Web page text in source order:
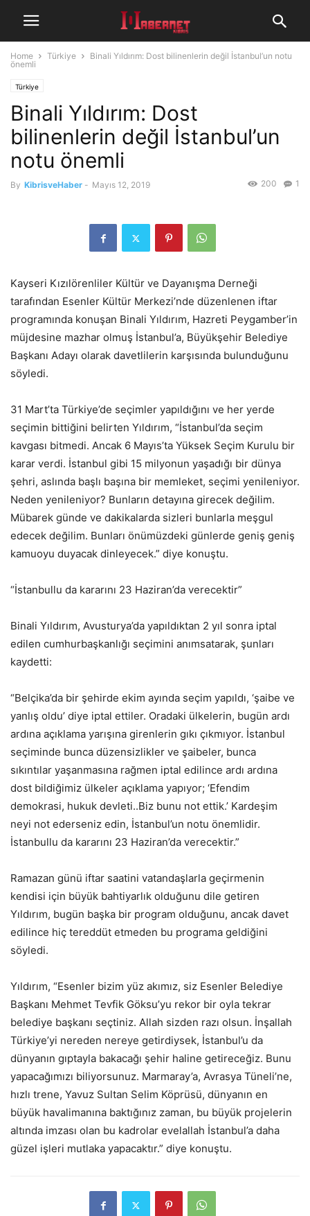
Home Türkiye
Binali Yıldırım: Dost bilinenlerin değil İstanbul’un notu
önemli
Türkiye
Binali Yıldırım: Dost
bilinenlerin değil İstanbul’un
notu önemli
By KibrisveHaber - Mayıs 12, 2019 1
200
Kayseri Kızılörenliler Kültür ve Dayanışma Derneği
tarafından Esenler Kültür Merkezi’nde düzenlenen iftar
programında konuşan Binali Yıldırım, Hazreti Peygamber’in
müjdesine mazhar olmuş İstanbul’a, Büyükşehir Belediye
Başkanı Adayı olarak davetlilerin karşısında bulunduğunu
söyledi.
31 Mart’ta Türkiye’de seçimler yapıldığını ve her yerde
seçimin bittiğini belirten Yıldırım, “İstanbul’da seçim
kavgası bitmedi. Ancak 6 Mayıs’ta Yüksek Seçim Kurulu bir
karar verdi. İstanbul gibi 15 milyonun yaşadığı bir dünya
şehri, aslında başlı başına bir memleket, seçimi yenileniyor.
Neden yenileniyor? Bunların detayına girecek değilim.
Mübarek günde ve dakikalarda sizleri bunlarla meşgul
edecek değilim. Bunları önümüzdeki günlerde geniş geniş
kamuoyu duyacak dinleyecek.” diye konuştu.
“İstanbullu da kararını 23 Haziran’da verecektir”
Binali Yıldırım, Avusturya’da yapıldıktan 2 yıl sonra iptal
edilen cumhurbaşkanlığı seçimini anımsatarak, şunları
kaydetti:
“Belçika’da bir şehirde ekim ayında seçim yapıldı, ‘şaibe ve
yanlış oldu’ diye iptal ettiler. Oradaki ülkelerin, bugün ardı
ardına açıklama yarışına girenlerin gıkı çıkmıyor. İstanbul
seçiminde bunca düzensizlikler ve şaibeler, bunca
sıkıntılar yaşanmasına rağmen iptal edilince ardı ardına
dost bildiğimiz ülkeler açıklama yapıyor; ‘Efendim
demokrasi, hukuk devleti..Biz bunu not ettik.’ Kardeşim
neyi not ederseniz edin, İstanbul’un notu önemlidir.
İstanbullu da kararını 23 Haziran’da verecektir.”
Ramazan günü iftar saatini vatandaşlarla geçirmenin
kendisi için büyük bahtiyarlık olduğunu dile getiren
Yıldırım, bugün başka bir program olduğunu, ancak davet
edilince hiç tereddüt etmeden bu programa geldiğini
söyledi.
Yıldırım, “Esenler bizim yüz akımız, siz Esenler Belediye
Başkanı Mehmet Tevfik Göksu’yu rekor bir oyla tekrar
belediye başkanı seçtiniz. Allah sizden razı olsun. İnşallah
Türkiye’yi nereden nereye getirdiysek, İstanbul’u da
dünyanın gıptayla bakacağı şehir haline getireceğiz. Bunu
yapacağımızı biliyorsunuz. Marmaray’a, Avrasya Tüneli’ne,
hızlı trene, Yavuz Sultan Selim Köprüsü, dünyanın en
büyük havalimanına baktığınız zaman, bu büyük projelerin
altında imzası olan bu kadrolar evelallah İstanbul’a daha
güzel işleri mutlaka yapacaktır.” diye konuştu.